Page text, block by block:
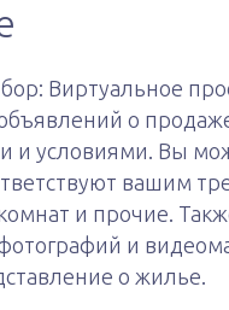
Виртуальное
о
и условиями. Вы
вашим
и прочие.
и
о жилье.